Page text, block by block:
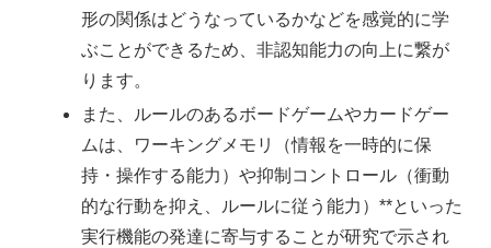
形の関係はどうなっているかなどを感覚的に学
ぶことができるため、非認知能力の向上に繋が
ります。
また、ルールのあるボードゲームやカードゲー
ムは、ワーキングメモリ（情報を一時的に保
持・操作する能力）や抑制コントロール（衝動
的な行動を抑え、ルールに従う能力）**といった
実行機能の発達に寄与することが研究で示され